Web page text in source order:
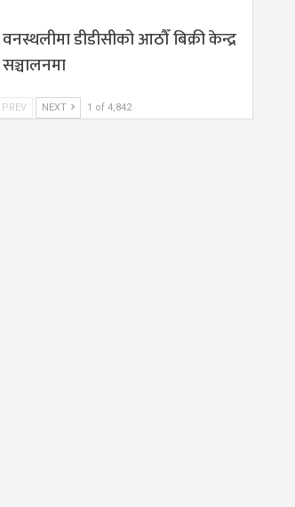
वनस्थलीमा डीडीसीको आठौँ बिक्री केन्द्र
सञ्चालनमा
PREV NEXT 1 of 4,842